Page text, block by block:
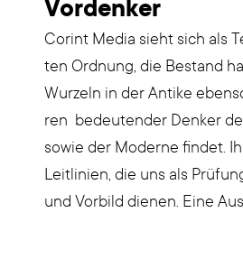
Vor­den­ker
Corint Media sieht sich als
ten Ord­nung, die Bestand
Wur­zeln in der Anti­ke
ren bedeu­ten­der Den­ker
sowie der Moder­ne fin­det.
Leit­li­ni­en, die uns als
und Vor­bild die­nen. Eine